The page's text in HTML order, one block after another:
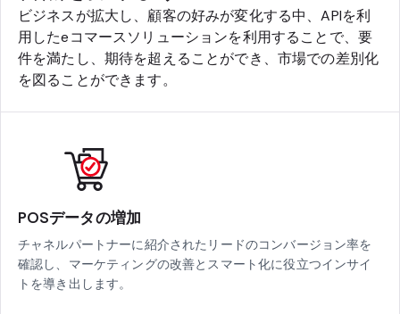
ビジネスが拡大し、顧客の好みが変化する中、APIを利
用したeコマースソリューションを利用することで、要
件を満たし、期待を超えることができ、市場での差別化
を図ることができます。
POSデータの増加
チャネルパートナーに紹介されたリードのコンバージョン率を
確認し、マーケティングの改善とスマート化に役立つインサイ
トを導き出します。